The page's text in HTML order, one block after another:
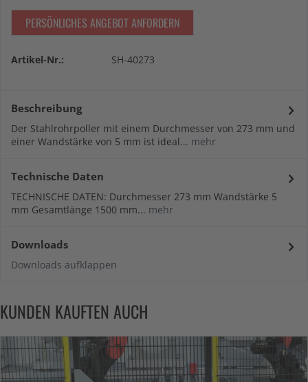
PERSÖNLICHES ANGEBOT ANFORDERN
Artikel-Nr.: SH-40273
Beschreibung
Der Stahlrohrpoller mit einem Durchmesser von 273 mm und
einer Wandstärke von 5 mm ist ideal... mehr
Technische Daten
TECHNISCHE DATEN: Durchmesser 273 mm Wandstärke 5
mm Gesamtlänge 1500 mm... mehr
Downloads
Downloads aufklappen
KUNDEN KAUFTEN AUCH